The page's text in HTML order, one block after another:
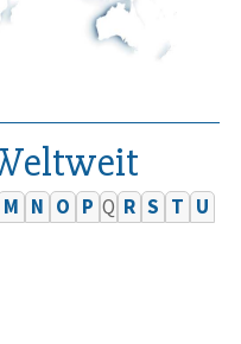
M N O P Q R S T U